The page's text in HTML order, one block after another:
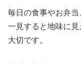
毎日の食事やお弁当
一見すると地味に
大切です。